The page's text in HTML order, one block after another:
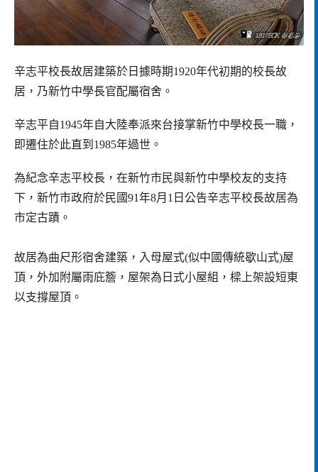
辛志平校長故居建築於日據時期1920年代初期的校長故
居，乃新竹中學長官配屬宿舍。
辛志平自1945年自大陸奉派來台接掌新竹中學校長一職，
即遷住於此直到1985年過世。
為紀念辛志平校長，在新竹市民與新竹中學校友的支持
下，新竹市政府於民國91年8月1日公告辛志平校長故居為
市定古蹟。
故居為曲尺形宿舍建築，入母屋式(似中國傳統歇山式)屋
頂，外加附屬雨庇簷，屋架為日式小屋組，樑上架設短東
以支撐屋頂。